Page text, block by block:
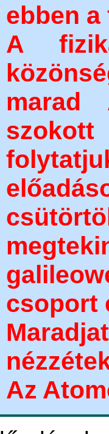
ebben a
A
marad
csoport
Az